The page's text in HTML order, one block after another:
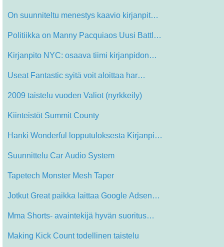
On suunniteltu menestys kaavio kirjanpit…
Politiikka on Manny Pacquiaos Uusi Battl…
Kirjanpito NYC: osaava tiimi kirjanpidon…
Useat Fantastic syitä voit aloittaa har…
2009 taistelu vuoden Valiot (nyrkkeily)
Kiinteistöt Summit County
Hanki Wonderful lopputuloksesta Kirjanpi…
Suunnittelu Car Audio System
Tapetech Monster Mesh Taper
Jotkut Great paikka laittaa Google Adsen…
Mma Shorts- avaintekijä hyvän suoritus…
Making Kick Count todellinen taistelu